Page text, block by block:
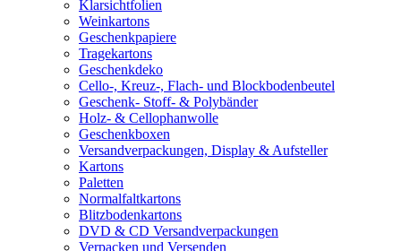
Klarsichtfolien
Weinkartons
Geschenkpapiere
Tragekartons
Geschenkdeko
Cello-, Kreuz-, Flach- und Blockbodenbeutel
Geschenk- Stoff- & Polybänder
Holz- & Cellophanwolle
Geschenkboxen
Versandverpackungen, Display & Aufsteller
Kartons
Paletten
Normalfaltkartons
Blitzbodenkartons
DVD & CD Versandverpackungen
Verpacken und Versenden